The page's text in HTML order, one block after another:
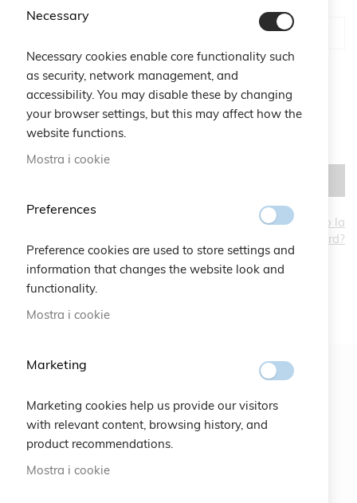
Show Password
Hai dimenticato la
password?
ISCRIVITI
Necessary
Necessary cookies enable core functionality such
as security, network management, and
accessibility. You may disable these by changing
your browser settings, but this may affect how the
website functions.
Mostra i cookie
Preferences
Preference cookies are used to store settings and
information that changes the website look and
functionality.
Mostra i cookie
Marketing
Marketing cookies help us provide our visitors
with relevant content, browsing history, and
product recommendations.
Mostra i cookie